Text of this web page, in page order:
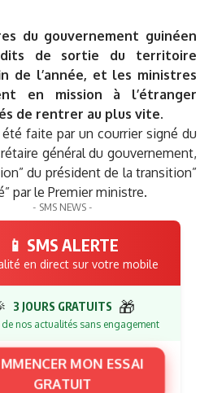
du gouvernement guinéen
de sortie du territoire
de l’année, et les ministres
en mission à l’étranger
de rentrer au plus vite.
été faite par un courrier signé du
général du gouvernement,
du président de la transition”
par le Premier ministre.
- SMS NEWS -
📱 SMS ALERTE
en direct sur votre mobile
3 JOURS GRATUITS 🎁
de nos actualités sans engagement
MON ESSAI
GRATUIT